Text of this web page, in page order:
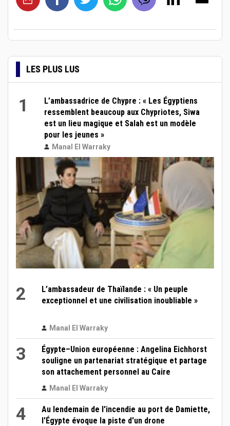
LES PLUS LUS
1
L’ambassadrice de Chypre : « Les Égyptiens
ressemblent beaucoup aux Chypriotes, Siwa
est un lieu magique et Salah est un modèle
pour les jeunes »
Manal El Warraky
2
L’ambassadeur de Thaïlande : « Un peuple
exceptionnel et une civilisation inoubliable »
Manal El Warraky
3
Égypte–Union européenne : Angelina Eichhorst
souligne un partenariat stratégique et partage
son attachement personnel au Caire
Manal El Warraky
4
Au lendemain de l'incendie au port de Damiette,
l'Égypte évoque la piste d'un drone